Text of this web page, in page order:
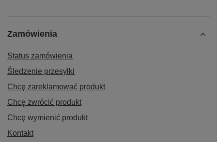
Zamówienia
Status zamówienia
Śledzenie przesyłki
Chcę zareklamować produkt
Chcę zwrócić produkt
Chcę wymienić produkt
Kontakt